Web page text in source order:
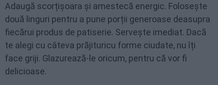
Adaugă scorțișoara și amestecă energic. Folosește
două linguri pentru a pune porții generoase deasupra
fiecărui produs de patiserie. Servește imediat. Dacă
te alegi cu câteva prăjituricu forme ciudate, nu îți
face griji. Glazurează-le oricum, pentru că vor fi
delicioase.